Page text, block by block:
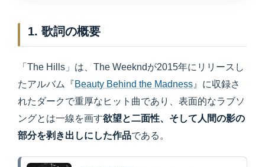
1. 歌詞の概要
「The Hills」は、The Weekndが2015年にリリースし
たアルバム『Beauty Behind the Madness 』に収録さ
れたダークで重厚なヒット曲であり、表面的なラブソ
ングとは一線を画す欲望と二面性、そして人間の影の
部分を剥き出しにした作品である。